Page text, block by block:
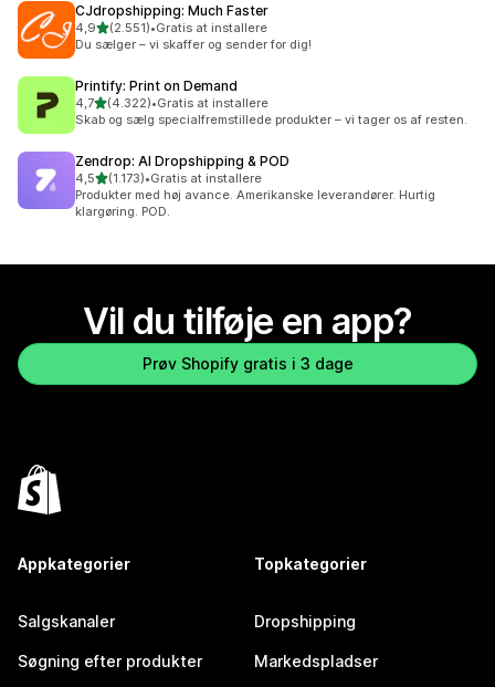
CJdropshipping: Much Faster
4,9ud af 5 stjerner
(2.551)
2551 anmeldelser i alt
•Gratis at installere
Du sælger – vi skaffer og sender for dig!
Printify: Print on Demand
4,7ud af 5 stjerner
(4.322)
4322 anmeldelser i alt
•Gratis at installere
Skab og sælg specialfremstillede produkter – vi tager os af resten.
Zendrop: AI Dropshipping & POD
4,5ud af 5 stjerner
(1.173)
1173 anmeldelser i alt
•Gratis at installere
Produkter med høj avance. Amerikanske leverandører. Hurtig
klargøring. POD.
Vil du tilføje en app?
Prøv Shopify gratis i 3 dage
Appkategorier
Salgskanaler
Søgning efter produkter
Topkategorier
Dropshipping
Markedspladser